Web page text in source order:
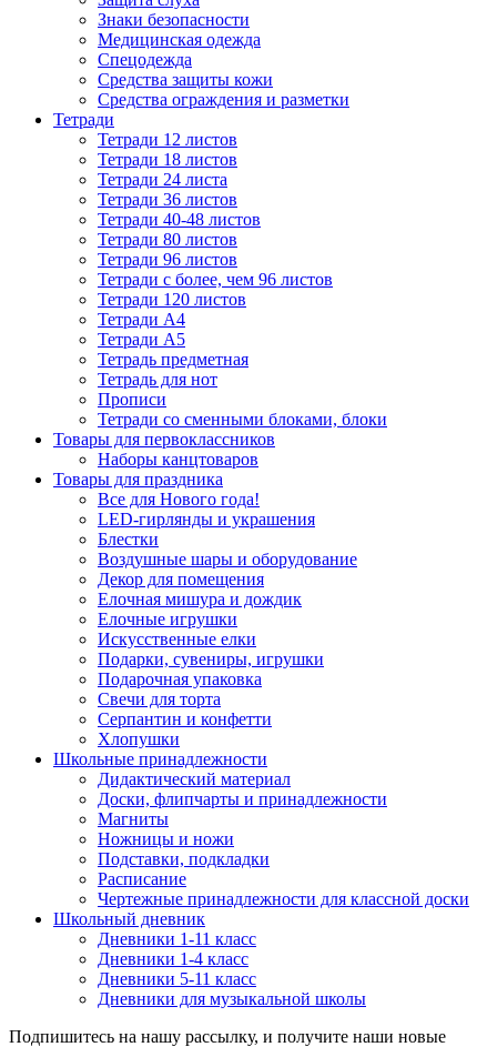
Знаки безопасности
Медицинская одежда
Спецодежда
Средства защиты кожи
Средства ограждения и разметки
Тетради
Тетради 12 листов
Тетради 18 листов
Тетради 24 листа
Тетради 36 листов
Тетради 40-48 листов
Тетради 80 листов
Тетради 96 листов
Тетради с более, чем 96 листов
Тетради 120 листов
Тетради А4
Тетради А5
Тетрадь предметная
Тетрадь для нот
Прописи
Тетради со сменными блоками, блоки
Товары для первоклассников
Наборы канцтоваров
Товары для праздника
Все для Нового года!
LED-гирлянды и украшения
Блестки
Воздушные шары и оборудование
Декор для помещения
Елочная мишура и дождик
Елочные игрушки
Искусственные елки
Подарки, сувениры, игрушки
Подарочная упаковка
Свечи для торта
Серпантин и конфетти
Хлопушки
Школьные принадлежности
Дидактический материал
Доски, флипчарты и принадлежности
Магниты
Ножницы и ножи
Подставки, подкладки
Расписание
Чертежные принадлежности для классной доски
Школьный дневник
Дневники 1-11 класс
Дневники 1-4 класс
Дневники 5-11 класс
Дневники для музыкальной школы
Подпишитесь на нашу рассылку, и получите наши новые